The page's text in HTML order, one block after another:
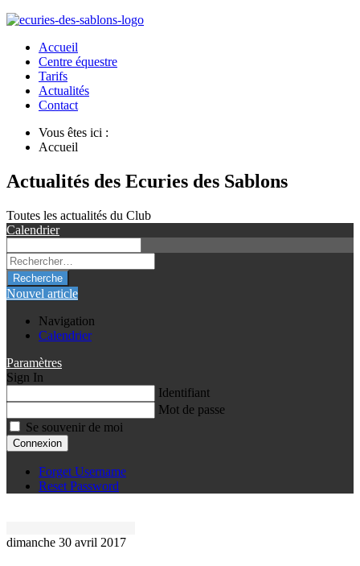
Accueil
Centre équestre
Tarifs
Actualités
Contact
Vous êtes ici :
Accueil
Actualités des Ecuries des Sablons
Toutes les actualités du Club
Calendrier
Recherche
Nouvel article
Navigation
Calendrier
Paramètres
Sign In
Identifiant
Mot de passe
Se souvenir de moi
Connexion
Forget Username
Reset Password
dimanche 30 avril 2017